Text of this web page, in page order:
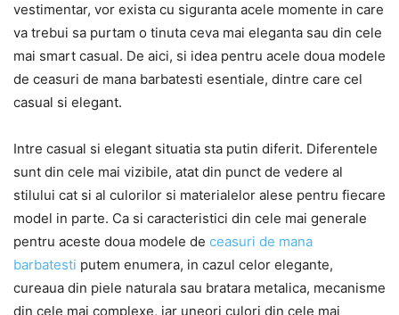
vestimentar, vor exista cu siguranta acele momente in care
va trebui sa purtam o tinuta ceva mai eleganta sau din cele
mai smart casual. De aici, si idea pentru acele doua modele
de ceasuri de mana barbatesti esentiale, dintre care cel
casual si elegant.
Intre casual si elegant situatia sta putin diferit. Diferentele
sunt din cele mai vizibile, atat din punct de vedere al
stilului cat si al culorilor si materialelor alese pentru fiecare
model in parte. Ca si caracteristici din cele mai generale
pentru aceste doua modele de ceasuri de mana
barbatesti putem enumera, in cazul celor elegante,
cureaua din piele naturala sau bratara metalica, mecanisme
din cele mai complexe, iar uneori culori din cele mai